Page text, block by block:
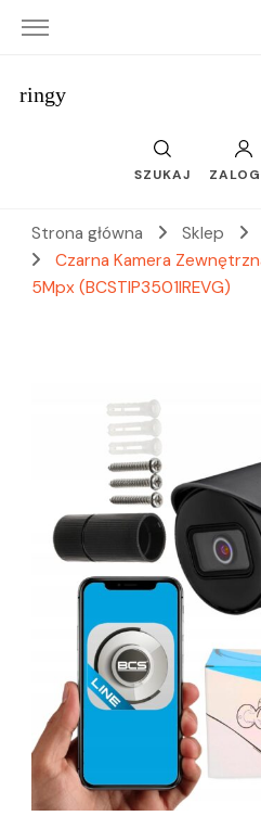
ringy
SZUKAJ
Strona główna Sklep
Czarna Kamera
5Mpx (BCSTIP3501IREVG)